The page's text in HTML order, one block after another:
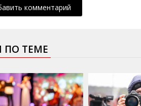
комментарий
ПО ТЕМЕ